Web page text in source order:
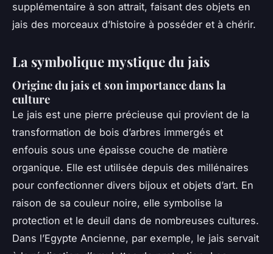
supplémentaire à son attrait, faisant des objets en
jais des morceaux d’histoire à posséder et à chérir.
La symbolique mystique du jais
Origine du jais et son importance dans la
culture
Le jais est une pierre précieuse qui provient de la
transformation de bois d’arbres immergés et
enfouis sous une épaisse couche de matière
organique. Elle est utilisée depuis des millénaires
pour confectionner divers bijoux et objets d’art. En
raison de sa couleur noire, elle symbolise la
protection et le deuil dans de nombreuses cultures.
Dans l’Egypte Ancienne, par exemple, le jais servait